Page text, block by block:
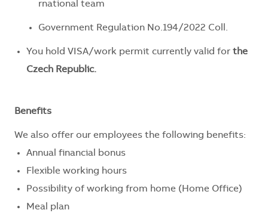
rnational team
Government Regulation No.194/2022 Coll .
You hold VISA/work permit currently valid for the
Czech Republic.
Benefits
We also offer our employees the following benefits:
Annual financial bonus
Flexible working hours
Possibility of working from home (Home Office)
Meal plan